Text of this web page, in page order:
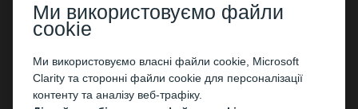
Каси
ПАРТНЕРАМ
Організаторам
Ми використовуємо файли
cookie
Ми використовуємо власні файли cookie, Microsoft
Clarity та сторонні файли cookie для персоналізації
контенту та аналізу веб-трафіку.